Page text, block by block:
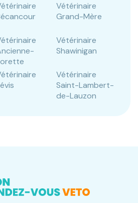
Vétérinaire
Grand-Mère
Vétérinaire
Shawinigan
Vétérinaire
Saint-Lambert-
de-Lauzon